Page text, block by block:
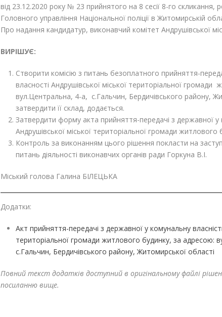
від 23.12.2020 року № 23 прийнятого на 8 сесії 8-го скликання,
Головного управління Національної поліції в Житомирській
Про надання кандидатур, виконавчий комітет Андрушівської
ВИРІШУЄ:
Створити комісію з питань безоплатного прийняття-
власності Андрушівської міської територіальної громади
вул.Центральна, 4-а, с.Гальчин, Бердичівського району,
затвердити її склад, додається.
Затвердити форму акта прийняття-передачі з державної у
Андрушівської міської територіальної громади житлового
Контроль за виконанням цього рішення покласти на
питань діяльності виконавчих органів ради Горкуна В.І.
Міський голова Галина БІЛЕЦЬКА
Додатки:
Акт прийняття-передачі з державної у комунальну
територіальної громади житлового будинку, за адресою:
с.Гальчин, Бердичівського району, Житомирської області
Повний текст додатків доступний в оригінальному файлі
посиланню вище.